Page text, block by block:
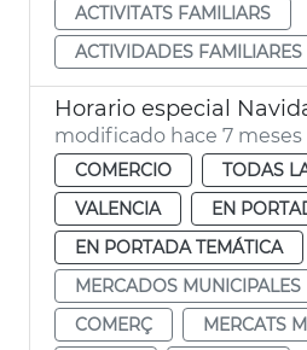
ACTIVITATS FAMILIARS
ACTIVIDADES FAMILIARES
modificado hace 7 meses
COMERCIO
TODAS
VALENCIA
EN
EN PORTADA TEMÁTICA
MERCADOS MUNICIPALES
COMERÇ
MERCATS